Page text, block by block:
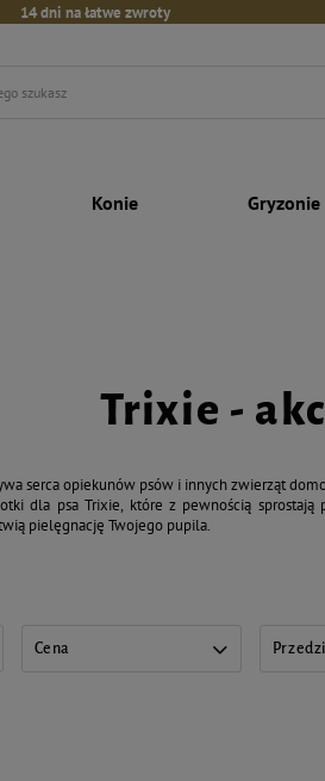
14 dni na łatwe zwroty
Konie
Trixie -
serca opiekunów psów i innych zwierząt
dla psa Trixie, które z pewnością
pielęgnację Twojego pupila.
Cena